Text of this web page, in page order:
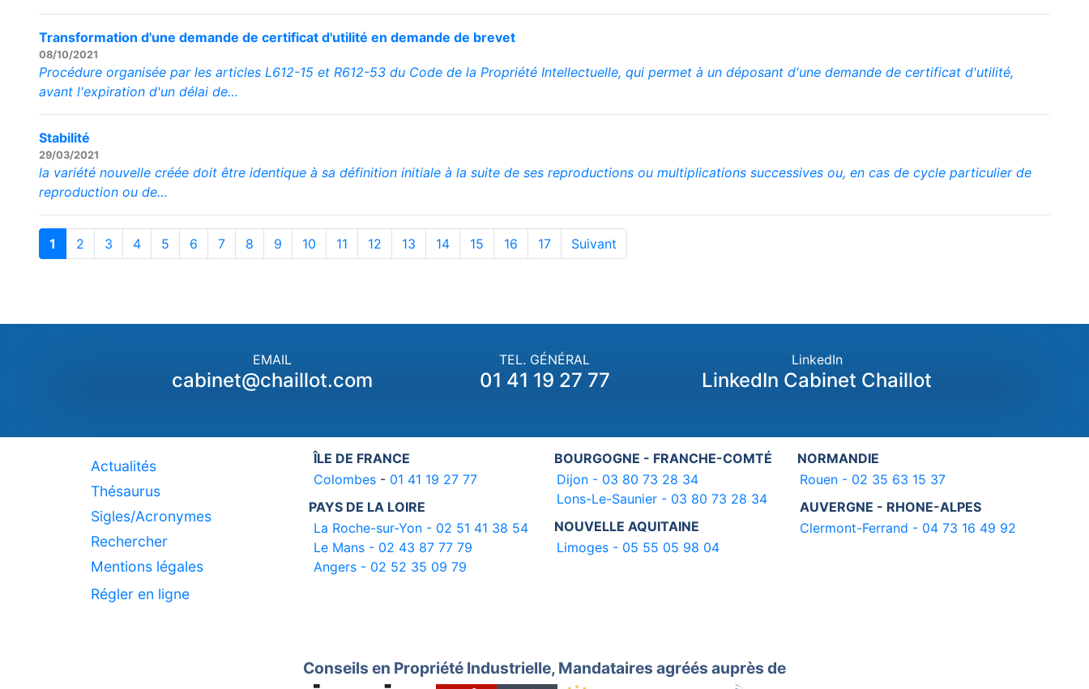
Transformation d'une demande de certificat d'utilité en demande de brevet
08/10/2021
Procédure organisée par les articles L612-15 et R612-53 du Code de la Propriété Intellectuelle, qui permet à un déposant d'une demande de certificat d'utilité,
avant l'expiration d'un délai de…
Stabilité
29/03/2021
la variété nouvelle créée doit être identique à sa définition initiale à la suite de ses reproductions ou multiplications successives ou, en cas de cycle particulier de
reproduction ou de…
1 2 3 4 5 6 7 8 9 10 11 12 13 14 15 16 17 Suivant
EMAIL
cabinet@chaillot.com
TEL. GÉNÉRAL
01 41 19 27 77
LinkedIn
LinkedIn Cabinet Chaillot
Actualités
Thésaurus
Sigles/Acronymes
Rechercher
Mentions légales
Régler en ligne
ÎLE DE FRANCE
Colombes - 01 41 19 27 77
PAYS DE LA LOIRE
La Roche-sur-Yon - 02 51 41 38 54
Le Mans - 02 43 87 77 79
Angers - 02 52 35 09 79
BOURGOGNE - FRANCHE-COMTÉ
Dijon - 03 80 73 28 34
Lons-Le-Saunier - 03 80 73 28 34
NOUVELLE AQUITAINE
Limoges - 05 55 05 98 04
NORMANDIE
Rouen - 02 35 63 15 37
AUVERGNE - RHONE-ALPES
Clermont-Ferrand - 04 73 16 49 92
Conseils en Propriété Industrielle, Mandataires agréés auprès de